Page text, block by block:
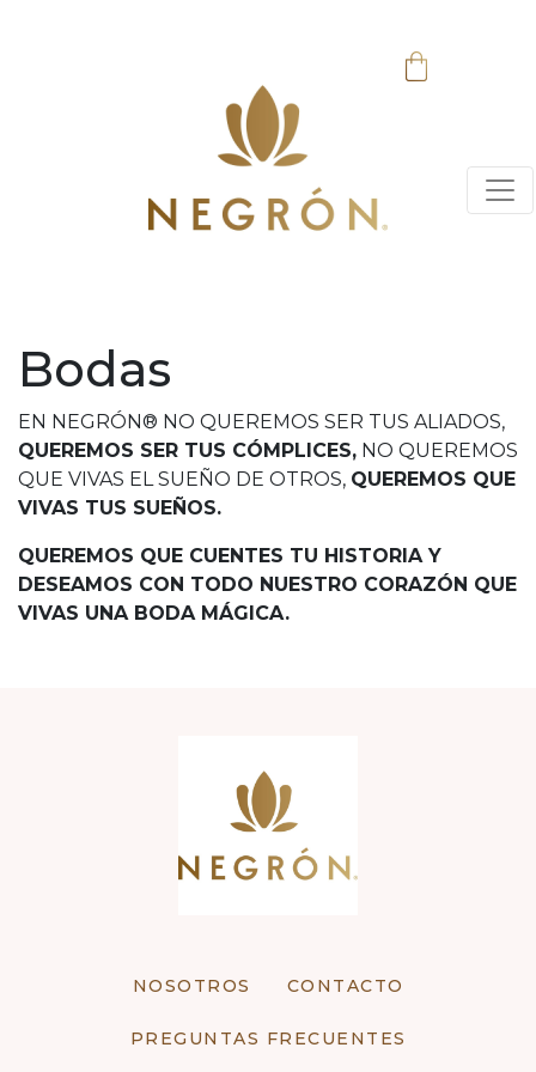
Bodas
EN NEGRÓN® NO QUEREMOS SER TUS ALIADOS,
QUEREMOS SER TUS CÓMPLICES, NO QUEREMOS
QUE VIVAS EL SUEÑO DE OTROS, QUEREMOS QUE
VIVAS TUS SUEÑOS.
QUEREMOS QUE CUENTES TU HISTORIA Y
DESEAMOS CON TODO NUESTRO CORAZÓN QUE
VIVAS UNA BODA MÁGICA.
NOSOTROS CONTACTO
PREGUNTAS FRECUENTES